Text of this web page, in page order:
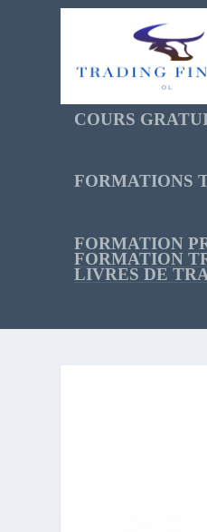
COURS
FORMATIONS
FORMATION
FORMATION
LIVRES DE